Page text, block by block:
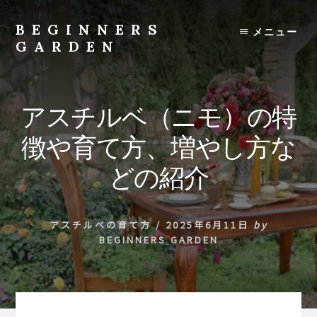
content
BEGINNERS
GARDEN
の
種
類
や
育
て
方
の
紹
介
を
行
メニュー
アスチルベ（ニモ）の特
徴や育て方、増やし方な
どの紹介
アスチルベの育て方/ 2025年6月11日 by
BEGINNERS GARDEN